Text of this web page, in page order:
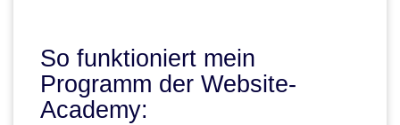
So funktioniert mein
Programm der Website-
Academy: